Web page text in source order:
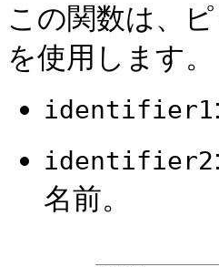
この関数は、
を使用します。
identifier1:
identifier2:
名前。